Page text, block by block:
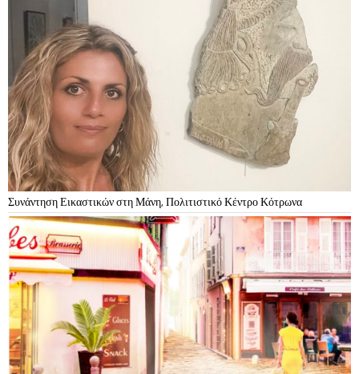
Συνάντηση Εικαστικών στη Μάνη, Πολιτιστικό Κέντρο Κότρωνα